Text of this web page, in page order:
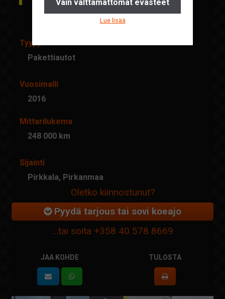
Pyydä tarjous
Suomi
Tyyppi
Pakettiautot
Vuosimalli
2016
Mittarilukema
248 000 km
Sijainti
Pirkkala, Pirkanmaa
Oletko kiinnostunut?
Pyydä tarjous tai sovi koeajo
...tai soita +358 40 578 8669
JAA KOHDE TULOSTA
Vain välttämättömät evästeet
Lue lisää